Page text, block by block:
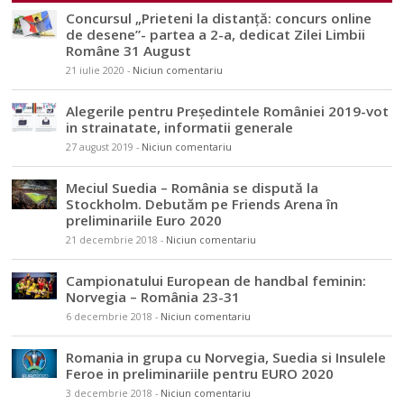
Concursul „Prieteni la distanță: concurs online
de desene”- partea a 2-a, dedicat Zilei Limbii
Române 31 August
21 iulie 2020 - Niciun comentariu
Alegerile pentru Președintele României 2019-vot
in strainatate, informatii generale
27 august 2019 - Niciun comentariu
Meciul Suedia – România se dispută la
Stockholm. Debutăm pe Friends Arena în
preliminariile Euro 2020
21 decembrie 2018 - Niciun comentariu
Campionatului European de handbal feminin:
Norvegia – România 23-31
6 decembrie 2018 - Niciun comentariu
Romania in grupa cu Norvegia, Suedia si Insulele
Feroe in preliminariile pentru EURO 2020
3 decembrie 2018 - Niciun comentariu